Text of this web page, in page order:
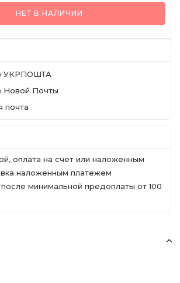
НЕТ В НАЛИЧИИ
УКРПОШТА
Новой Почты
почта
оплата на счет или наложенным
наложенным платежем
минимальной предоплаты от 100